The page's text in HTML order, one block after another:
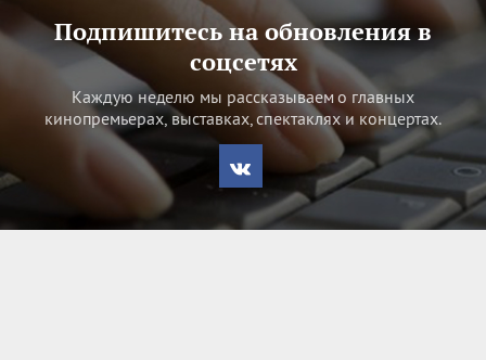
Подпишитесь на обновления в
соцсетях
Каждую неделю мы рассказываем о главных
кинопремьерах, выставках, спектаклях и концертах.